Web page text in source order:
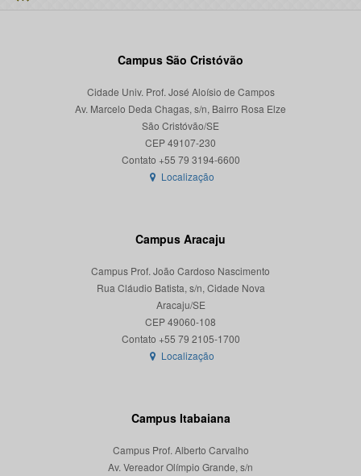
Campus São Cristóvão
Cidade Univ. Prof. José Aloísio de Campos
Av. Marcelo Deda Chagas, s/n, Bairro Rosa Elze
São Cristóvão/SE
CEP 49107-230
Localização
Campus Aracaju
Campus Prof. João Cardoso Nascimento
Rua Cláudio Batista, s/n, Cidade Nova
Aracaju/SE
CEP 49060-108
Localização
Campus Itabaiana
Campus Prof. Alberto Carvalho
Av. Vereador Olímpio Grande, s/n